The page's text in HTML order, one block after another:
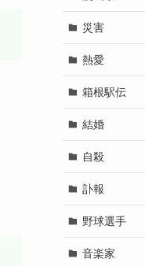
災害
熱愛
箱根駅伝
結婚
自殺
訃報
野球選手
音楽家